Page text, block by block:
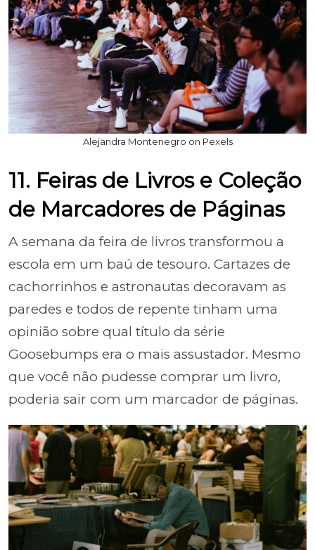
Alejandra Montenegro on Pexels
11. Feiras de Livros e Coleção
de Marcadores de Páginas
A semana da feira de livros transformou a
escola em um baú de tesouro. Cartazes de
cachorrinhos e astronautas decoravam as
paredes e todos de repente tinham uma
opinião sobre qual título da série
Goosebumps era o mais assustador. Mesmo
que você não pudesse comprar um livro,
poderia sair com um marcador de páginas.